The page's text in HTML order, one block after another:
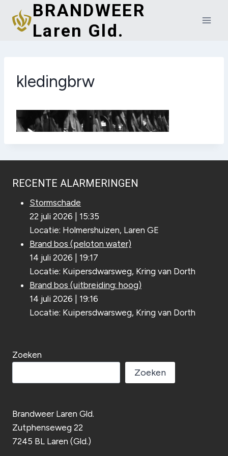
Doorgaan
naar
inhoud
BRANDWEER
Laren Gld.
kledingbrw
RECENTE ALARMERINGEN
Stormschade
22 juli 2026
15:35
Locatie: Holmershuizen, Laren GE
Brand bos (peloton water)
14 juli 2026
19:17
Locatie: Kuipersdwarsweg, Kring van Dorth
Brand bos (uitbreiding: hoog)
14 juli 2026
19:16
Locatie: Kuipersdwarsweg, Kring van Dorth
Zoeken
Zoeken
Brandweer Laren Gld.
Zutphenseweg 22
7245 BL Laren (Gld.)